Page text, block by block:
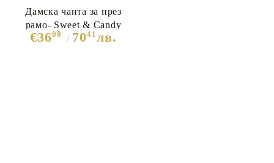
Дамска чанта за през
рамо- Sweet & Candy
Blue 11836
€3600 7041 лв.